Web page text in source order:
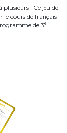
! Ce jeu de
le cours de français
de 3e.